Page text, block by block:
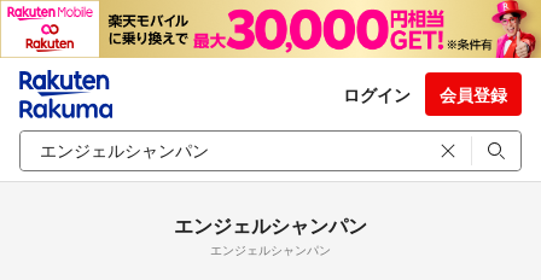
ログイン 会員登録
エンジェルシャンパン
エンジェルシャンパン